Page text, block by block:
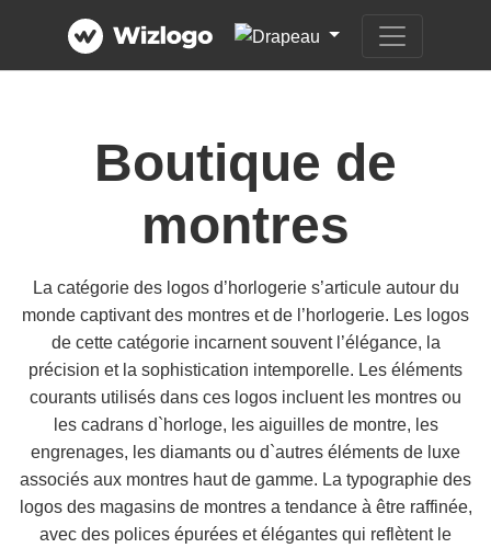
Boutique de
montres
La catégorie des logos d’horlogerie s’articule autour du
monde captivant des montres et de l’horlogerie. Les logos
de cette catégorie incarnent souvent l’élégance, la
précision et la sophistication intemporelle. Les éléments
courants utilisés dans ces logos incluent les montres ou
les cadrans d`horloge, les aiguilles de montre, les
engrenages, les diamants ou d`autres éléments de luxe
associés aux montres haut de gamme. La typographie des
logos des magasins de montres a tendance à être raffinée,
avec des polices épurées et élégantes qui reflètent le